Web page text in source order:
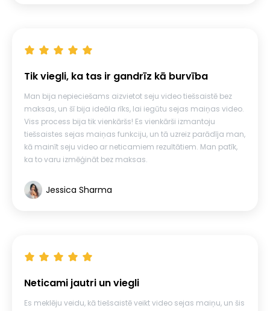
Tik viegli, ka tas ir gandrīz kā burvība
Man bija nepieciešams aizvietot seju video tiešsaistē bez
maksas, un šī bija ideāla rīks, lai iegūtu sejas maiņas video.
Viss process bija tik vienkāršs! Es vienkārši izmantoju
tiešsaistes sejas maiņas funkciju, un tā uzreiz parādīja man,
kā mainīt seju video ar neticamiem rezultātiem. Man patīk,
ka to varu izmēģināt bez maksas.
Jessica Sharma
Neticami jautri un viegli
Es meklēju veidu, kā tiešsaistē veikt video sejas maiņu, un šis